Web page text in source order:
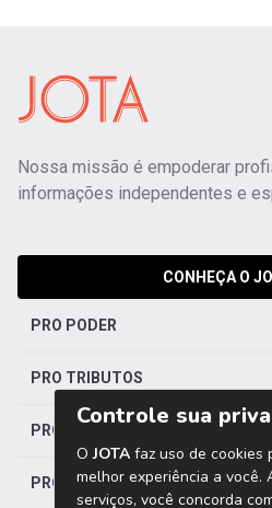
Nossa missão é empoderar
informações independentes e
CONHEÇA O
PRO PODER
PRO TRIBUTOS
PRO TRABALHISTA
PRO SAÚDE